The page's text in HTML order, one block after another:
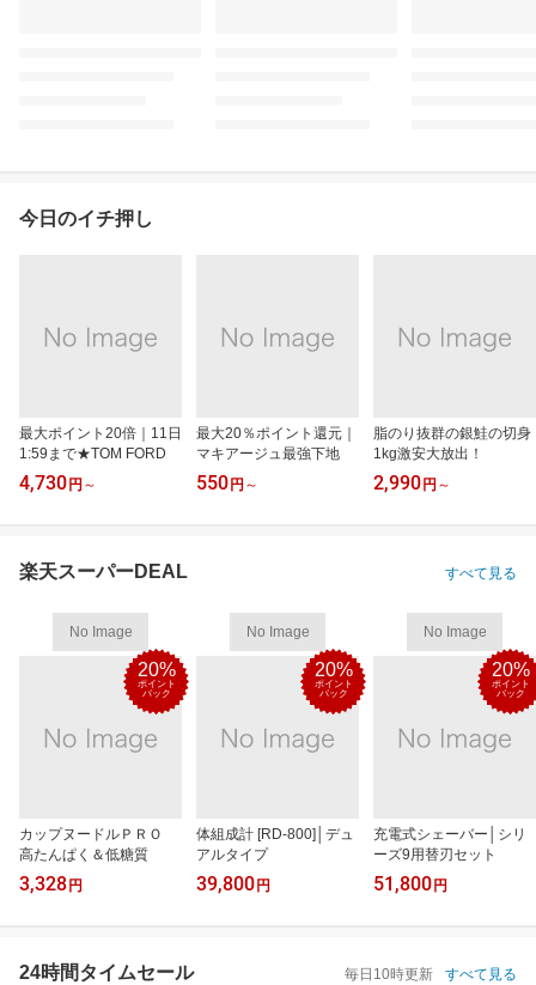
今日のイチ押し
最大ポイント20倍｜11日
1:59まで★TOM FORD
4,730 円 ～
最大20％ポイント還元｜
マキアージュ最強下地
550 円 ～
脂のり抜群の銀鮭の切身
1kg激安大放出！
2,990 円 ～
楽天スーパーDEAL すべて見る
No Image
20%
ポイント
バック
カップヌードルＰＲＯ
高たんぱく＆低糖質
3,328 円
No Image
20%
ポイント
バック
体組成計 [RD-800]│デュ
アルタイプ
39,800 円
No Image
20%
ポイント
バック
充電式シェーバー│シリ
ーズ9用替刃セット
51,800 円
24時間タイムセール 毎日10時更新 すべて見る